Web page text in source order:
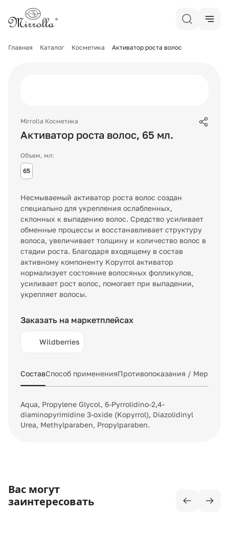
Главная Каталог Косметика Активатор роста волос
Mirrolla Косметика
Активатор роста волос, 65 мл.
Объем, мл:
65
Несмываемый активатор роста волос создан
специально для укрепления ослабленных,
склонных к выпадению волос. Средство усиливает
обменные процессы и восстанавливает структуру
волоса, увеличивает толщину и количество волос в
стадии роста. Благодаря входящему в состав
активному компоненту Kopyrrol активатор
нормализует состояние волосяных фолликулов,
усиливает рост волос, помогает при выпадении,
укрепляет волосы.
Заказать на маркетплейсах
Wildberries
СоставСпособ примененияПротивопоказания / Меры
Aqua, Propylene Glycol, 6-Pyrrolidino-2,4-
diaminopyrimidine 3-oxide (Kopyrrol), Diazolidinyl
Urea, Methylparaben, Propylparaben.
Вас могут
заинтересовать